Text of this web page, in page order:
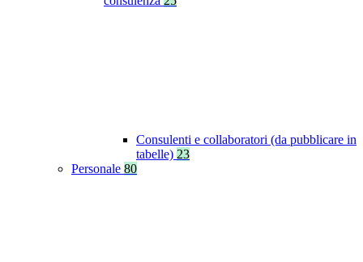
Consulenti e collaboratori (da pubblicare in
tabelle) 23
Personale 80